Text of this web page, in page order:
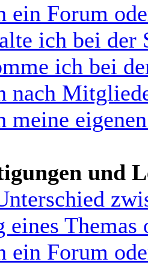
ein Forum
ich bei der
ich bei
nach
meine
und
eines Themas
ein Forum